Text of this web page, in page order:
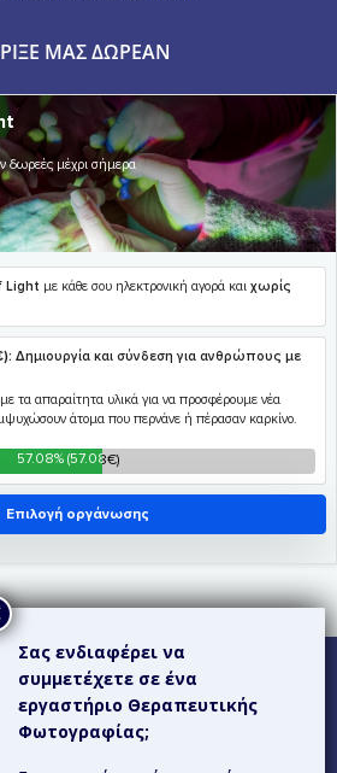
ΜΑΣ ΔΩΡΕΆΝ
εν μέρει με τις Κατευθυντήριες Οδηγίες για
Σας ενδιαφέρει να
συμμετέχετε σε ένα
εργαστήριο Θεραπευτικής
Φωτογραφίας;